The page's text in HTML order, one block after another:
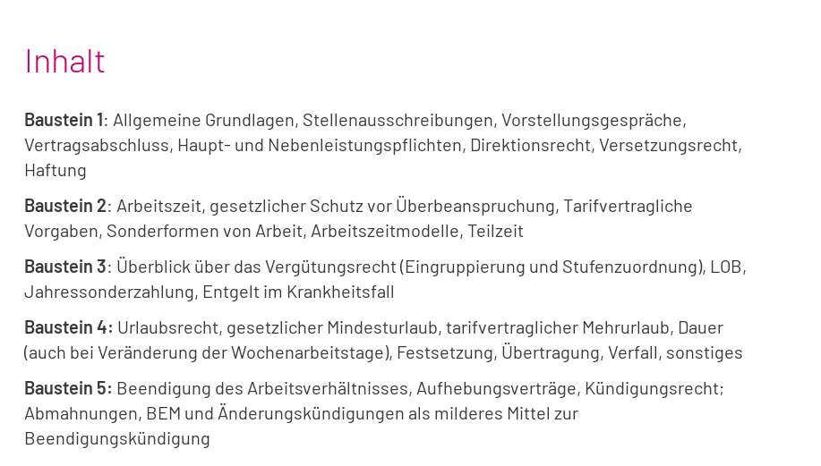
Inhalt
Baustein 1: Allgemeine Grundlagen, Stellenausschreibungen, Vorstellungsgespräche,
Vertragsabschluss, Haupt- und Nebenleistungspflichten, Direktionsrecht, Versetzungsrecht,
Haftung
Baustein 2: Arbeitszeit, gesetzlicher Schutz vor Überbeanspruchung, Tarifvertragliche
Vorgaben, Sonderformen von Arbeit, Arbeitszeitmodelle, Teilzeit
Baustein 3: Überblick über das Vergütungsrecht (Eingruppierung und Stufenzuordnung), LOB,
Jahressonderzahlung, Entgelt im Krankheitsfall
Baustein 4: Urlaubsrecht, gesetzlicher Mindesturlaub, tarifvertraglicher Mehrurlaub, Dauer
(auch bei Veränderung der Wochenarbeitstage), Festsetzung, Übertragung, Verfall, sonstiges
Baustein 5: Beendigung des Arbeitsverhältnisses, Aufhebungsverträge, Kündigungsrecht;
Abmahnungen, BEM und Änderungskündigungen als milderes Mittel zur
Beendigungskündigung